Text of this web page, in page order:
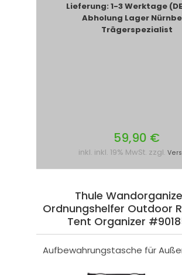
Lieferung: 1-3 Werktage
Abholung Lager
Trägerspezialist
59,90 €
inkl. inkl. 19% MwSt. zzgl.
Thule
Ordnungshelfer Outdoor
Tent Organizer
Aufbewahrungstasche für